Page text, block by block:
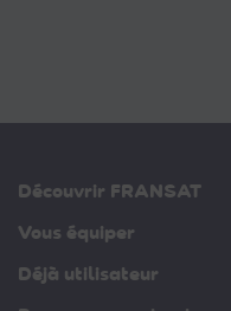
Découvrir FRANSAT
Vous équiper
Déjà utilisateur